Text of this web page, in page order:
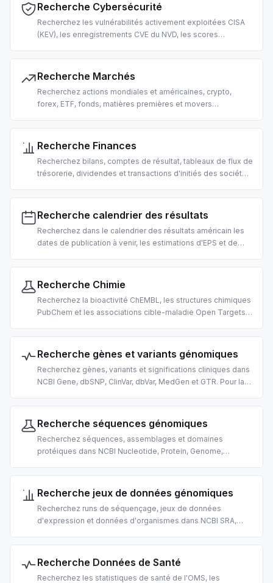
Recherche Cybersécurité
Recherchez les vulnérabilités activement exploitées CISA
(KEV), les enregistrements CVE du NVD, les scores
le triage de vulnérabilités, le renseignement sur les
menaces et les opérations de sécurité pilotées par IA.
Recherche Marchés
Recherchez actions mondiales et américaines, crypto,
forex, ETF, fonds, matières premières et movers
marché et la recherche de trading par IA.
Recherche Finances
Recherchez bilans, comptes de résultat, tableaux de flux de
trésorerie, dividendes et transactions d'initiés des sociétés
diligence par IA.
Recherche calendrier des résultats
Recherchez dans le calendrier des résultats américain les
dates de publication à venir, les estimations d'EPS et de
trading événementiel et la recherche par IA.
Recherche Chimie
Recherchez la bioactivité ChEMBL, les structures chimiques
PubChem et les associations cible-maladie Open Targets.
et la recherche biomédicale par IA.
Recherche gènes et variants génomiques
Recherchez gènes, variants et significations cliniques dans
NCBI Gene, dbSNP, ClinVar, dbVar, MedGen et GTR. Pour la
Recherche séquences génomiques
Recherchez séquences, assemblages et domaines
protéiques dans NCBI Nucleotide, Protein, Genome,
Recherche jeux de données génomiques
Recherchez runs de séquençage, jeux de données
d'expression et données d'organismes dans NCBI SRA,
découverte de données omiques par IA.
Recherche Données de Santé
Recherchez les statistiques de santé de l'OMS, les